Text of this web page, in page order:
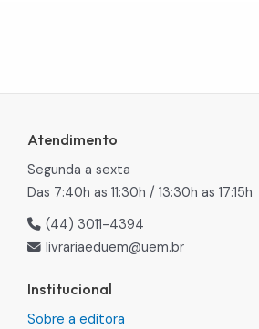
Atendimento
Segunda a sexta
Das 7:40h as 11:30h / 13:30h as 17:15h
(44) 3011-4394
livrariaeduem@uem.br
Institucional
Sobre a editora